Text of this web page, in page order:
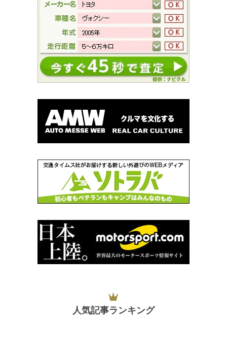
人気記事ランキング